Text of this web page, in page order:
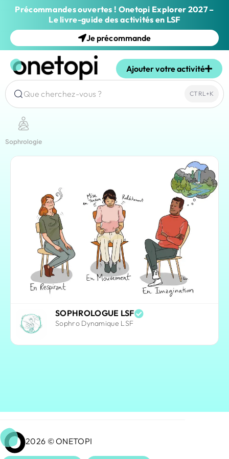
Précommandes ouvertes ! Onetopi Explorer 2027 –
Le livre-guide des activités en LSF
Je précommande
Ajouter votre activité
Que cherchez-vous ? CTRL+K
Sophrologie
SOPHROLOGUE LSF
Sophro Dynamique LSF
2026 © ONETOPI